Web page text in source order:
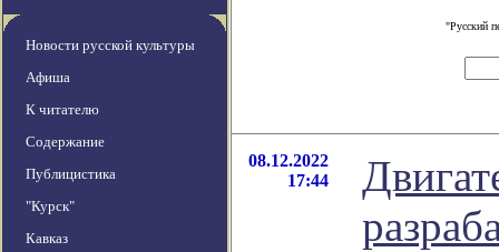
Новости русской культуры
Афиша
К читателю
Содержание
Публицистика
"Курск"
Кавказ
"Русский
08.12.2022
17:44